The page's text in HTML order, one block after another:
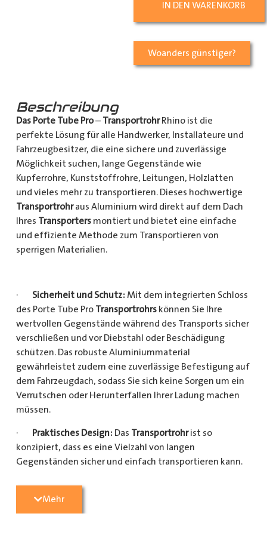
IN DEN WARENKORB
Woanders günstiger?
Beschreibung
Das Porte Tube Pro– TransportrohrRhino ist die
perfekte Lösung für alle Handwerker, Installateure und
Fahrzeugbesitzer, die eine sichere und zuverlässige
Möglichkeit suchen, lange Gegenstände wie
Kupferrohre, Kunststoffrohre, Leitungen, Holzlatten
und vieles mehr zu transportieren. Dieses hochwertige
Transportrohraus Aluminium wird direkt auf dem Dach
Ihres Transportersmontiert und bietet eine einfache
und effiziente Methode zum Transportieren von
sperrigen Materialien.
· Sicherheit und Schutz: Mit dem integrierten Schloss
des Porte Tube Pro Transportrohrskönnen Sie Ihre
wertvollen Gegenstände während des Transports sicher
verschließen und vor Diebstahl oder Beschädigung
schützen. Das robuste Aluminiummaterial
gewährleistet zudem eine zuverlässige Befestigung auf
dem Fahrzeugdach, sodass Sie sich keine Sorgen um ein
Verrutschen oder Herunterfallen Ihrer Ladung machen
müssen.
· Praktisches Design: Das Transportrohrist so
konzipiert, dass es eine Vielzahl von langen
Gegenständen sicher und einfach transportieren kann.
Kunststoffrohre für den Sanitärbereich oder Holzlatten
für den Bau benötigen, dieses
Mehr